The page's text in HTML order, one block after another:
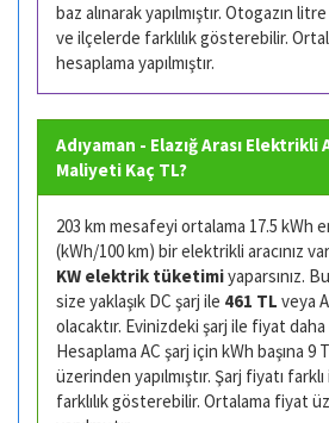
baz alınarak yapılmıştır. Otogazın
ve ilçelerde farklılık gösterebilir.
hesaplama yapılmıştır.
Adıyaman - Elazığ Arası
Maliyeti Kaç TL?
203 km mesafeyi ortalama 17.5 kWh
(kWh/100 km) bir elektrikli aracınız
KW elektrik tüketimiyaparsınız.
size yaklaşık DC şarj ile 461 TL veya
olacaktır. Evinizdeki şarj ile fiyat daha
Hesaplama AC şarj için kWh başına 9
üzerinden yapılmıştır. Şarj fiyatı
farklılık gösterebilir. Ortalama fiyat